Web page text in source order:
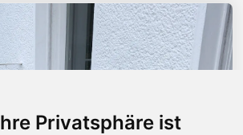
Privatsphäre ist